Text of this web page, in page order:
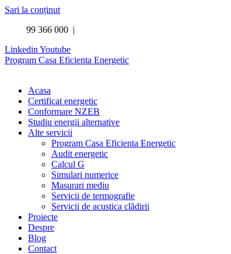
Sari la conținut
99 366 000 |
Linkedin Youtube
Program Casa Eficienta Energetic
Acasa
Certificat energetic
Conformare NZEB
Studiu energii alternative
Alte servicii
Program Casa Eficienta Energetic
Audit energetic
Calcul G
Simulari numerice
Masurari mediu
Servicii de termografie
Servicii de acustica clădirii
Proiecte
Despre
Blog
Contact